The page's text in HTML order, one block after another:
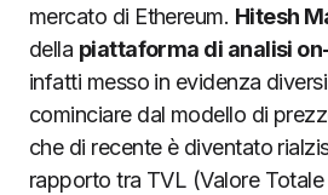
mercato di Ethereum. Hitesh
della piattaforma di analisi
infatti messo in evidenza
cominciare dal modello di
che di recente è diventato
rapporto tra TVL (Valore